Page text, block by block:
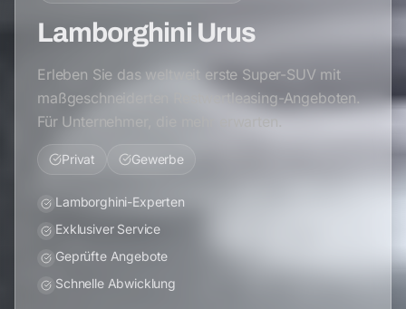
Lamborghini Urus
Erleben Sie das weltweit erste Super-SUV mit
maßgeschneiderten Restwertleasing-Angeboten.
Für Unternehmer, die mehr erwarten.
Privat Gewerbe
Lamborghini-Experten
Exklusiver Service
Geprüfte Angebote
Schnelle Abwicklung